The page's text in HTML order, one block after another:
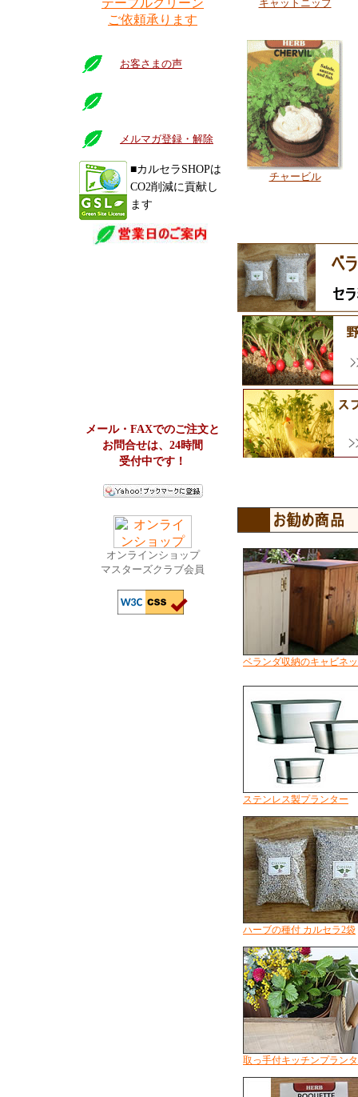
ご依頼承ります
お客さまの声
メルマガ登録・解除
■カルセラSHOPは
CO2削減に貢献し
ます
メール・FAXでのご注文と
お問合せは、24時間
受付中です！
オンラインショップ
マスターズクラブ会員
キャットニップ
チャービル
ベランダ収納のキャビネ
ステンレス製プランター
ハーブの種付 カルセラ2袋
取っ手付キッチンプラン